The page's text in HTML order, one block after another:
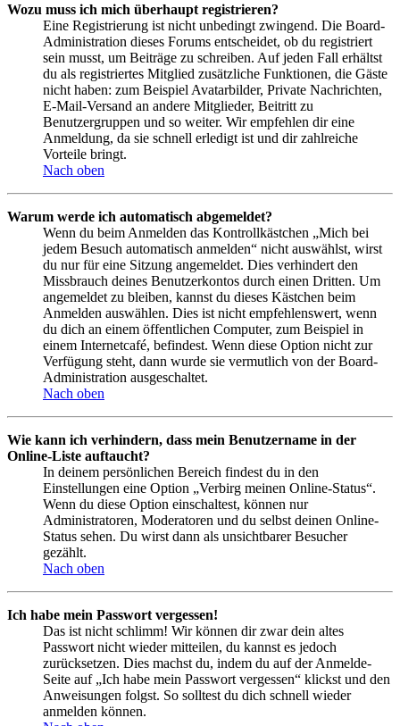
Wozu muss ich mich überhaupt registrieren?
Eine Registrierung ist nicht unbedingt zwingend. Die Board-
Administration dieses Forums entscheidet, ob du registriert
sein musst, um Beiträge zu schreiben. Auf jeden Fall erhältst
du als registriertes Mitglied zusätzliche Funktionen, die Gäste
nicht haben: zum Beispiel Avatarbilder, Private Nachrichten,
E-Mail-Versand an andere Mitglieder, Beitritt zu
Benutzergruppen und so weiter. Wir empfehlen dir eine
Anmeldung, da sie schnell erledigt ist und dir zahlreiche
Vorteile bringt.
Nach oben
Warum werde ich automatisch abgemeldet?
Wenn du beim Anmelden das Kontrollkästchen „Mich bei
jedem Besuch automatisch anmelden“ nicht auswählst, wirst
du nur für eine Sitzung angemeldet. Dies verhindert den
Missbrauch deines Benutzerkontos durch einen Dritten. Um
angemeldet zu bleiben, kannst du dieses Kästchen beim
Anmelden auswählen. Dies ist nicht empfehlenswert, wenn
du dich an einem öffentlichen Computer, zum Beispiel in
einem Internetcafé, befindest. Wenn diese Option nicht zur
Verfügung steht, dann wurde sie vermutlich von der Board-
Administration ausgeschaltet.
Nach oben
Wie kann ich verhindern, dass mein Benutzername in der
Online-Liste auftaucht?
In deinem persönlichen Bereich findest du in den
Einstellungen eine Option „Verbirg meinen Online-Status“.
Wenn du diese Option einschaltest, können nur
Administratoren, Moderatoren und du selbst deinen Online-
Status sehen. Du wirst dann als unsichtbarer Besucher
gezählt.
Nach oben
Ich habe mein Passwort vergessen!
Das ist nicht schlimm! Wir können dir zwar dein altes
Passwort nicht wieder mitteilen, du kannst es jedoch
zurücksetzen. Dies machst du, indem du auf der Anmelde-
Seite auf „Ich habe mein Passwort vergessen“ klickst und den
Anweisungen folgst. So solltest du dich schnell wieder
anmelden können.